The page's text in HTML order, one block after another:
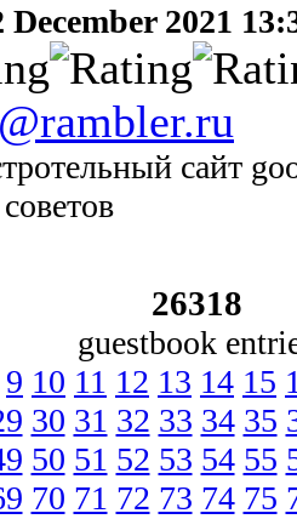
December 2021
сайт
26318
guestbook
9 10 11 12 13 14 15
30 31 32 33 34 35
50 51 52 53 54 55
70 71 72 73 74 75